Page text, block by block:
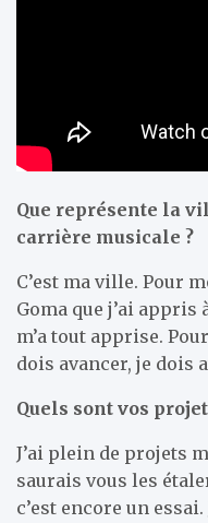
Que représente la
carrière musicale ?
C’est ma ville. Pour
Goma que j’ai appris
m’a tout apprise.
dois avancer, je dois
Quels sont vos
J’ai plein de projets
saurais vous les
c’est encore un